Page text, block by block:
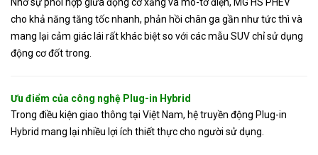
cho khả năng tăng tốc nhanh, phản hồi chân ga gần như tức thì và
mang lại cảm giác lái rất khác biệt so với các mẫu SUV chỉ sử dụng
động cơ đốt trong.
Ưu điểm của công nghệ Plug-in Hybrid
Trong điều kiện giao thông tại Việt Nam, hệ truyền động Plug-in
Hybrid mang lại nhiều lợi ích thiết thực cho người sử dụng.